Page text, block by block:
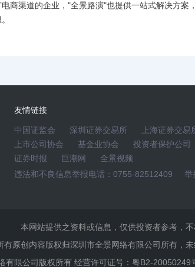
电商渠道的企业，"全景路演"也提供一站式解决方
友情链接
中国证监会 深圳证券交易所 上海证券交易
上市公司协会
基金业协会 投资者保护公司
证券时报
巨潮网 全景视频
违法和不良信息举报电话：0755-82512409 举
本网站提供之资料或信息，仅供投资者参考，
有原创内容版权归深圳市全景网络有限公司所有，
有限公司版权所有 经营许可证号：粤B2-